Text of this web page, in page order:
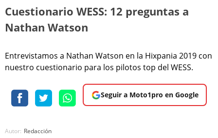
Cuestionario WESS: 12 preguntas a
Nathan Watson
Entrevistamos a Nathan Watson en la Hixpania 2019 con
nuestro cuestionario para los pilotos top del WESS.
Seguir a Moto1pro en Google
Autor: Redacción